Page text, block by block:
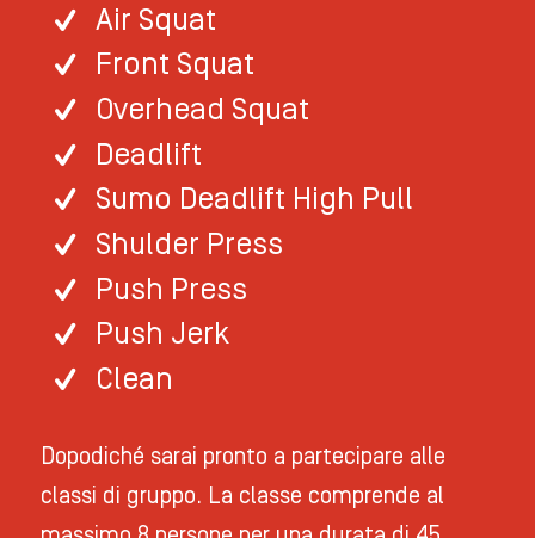
Air Squat
Front Squat
Overhead Squat
Deadlift
Sumo Deadlift High Pull
Shulder Press
Push Press
Push Jerk
Clean
Dopodiché sarai pronto a partecipare alle
classi di gruppo. La classe comprende al